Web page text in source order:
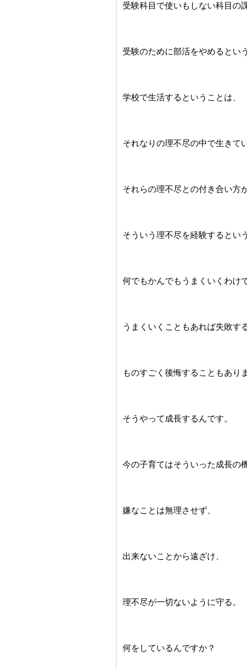
受験科目で使いもしない科目の
受験のために部活をやめるとい
学校で生活するということは、
それなりの理不尽の中で生きて
それらの理不尽との付き合い方
そういう理不尽を経験するとい
何でもかんでもうまくいくわけ
うまくいくこともあれば失敗す
ものすごく後悔することもあり
そうやって成長するんです。
今の子育てはそういった成長の
嫌なことは無理させず、
出来ないことから遠ざけ、
理不尽が一切ないように守る。
何をしているんですか？